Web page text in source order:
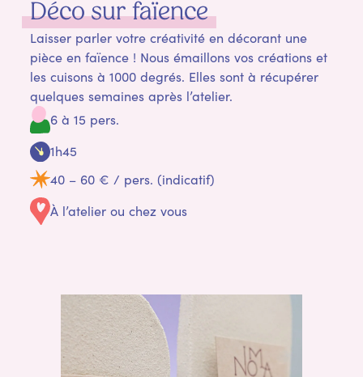
Déco sur faïence
Laisser parler votre créativité en décorant une
pièce en faïence ! Nous émaillons vos créations et
les cuisons à 1000 degrés. Elles sont à récupérer
quelques semaines après l’atelier.
6 à 15 pers.
1h45
40 – 60 € / pers. (indicatif)
À l’atelier ou chez vous